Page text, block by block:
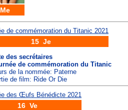
15 Je
des secrétaires
de commémoration du Titanic
de la nommée: Paterne
de film: Ride Or Die
16 Ve